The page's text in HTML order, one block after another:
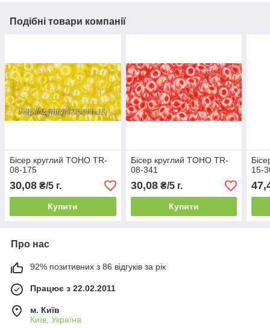
Подібні товари компанії
Бісер круглий TOHO TR-
08-175
30,08 ₴/5 г.
Купити
Бісер круглий TOHO TR-
08-341
30,08₴/5 г.
Купити
15-
Про нас
92% позитивних з 86 відгуків за рік
Працює з 22.02.2011
м. Київ
Київ, Україна